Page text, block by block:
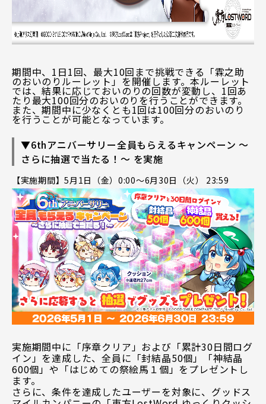
期間中、1日1回、最大10回まで挑戦できる「霖之助
のおいのりルーレット」を開催します。本ルーレット
では、結果に応じておいのりの回数が変動し、1回あ
たり最大100回分のおいのりを行うことができます。
また、期間中に少なくとも1回は100回分のおいのり
を行うことが可能となっています。
▼6thアニバーサリー全員もらえるキャンペーン ～
さらに抽選で当たる！～ を実施
【実施期間】5月1日（金）0:00～6月30日（火） 23:59
実施期間中に「序章クリア」および「累計30日間ログ
イン」を達成した、全員に「封結晶50個」「神結晶
600個」や「はじめての祭絵馬１個」をプレゼントし
ます。
さらに、条件を達成したユーザーを対象に、グッドス